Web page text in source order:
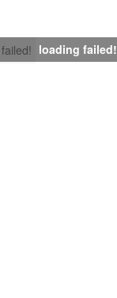
loading failed!